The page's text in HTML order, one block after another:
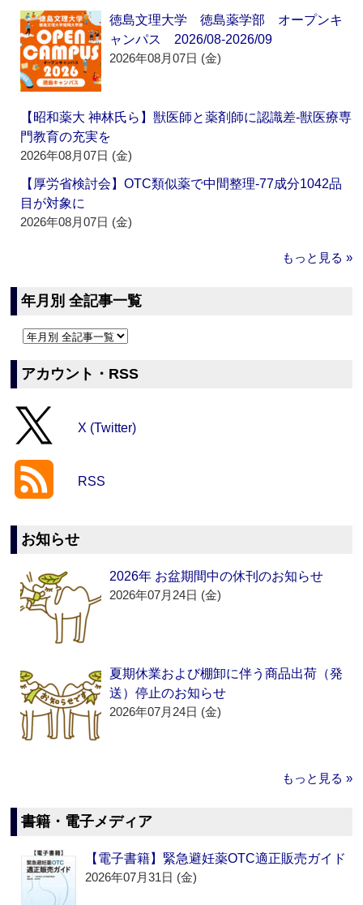
徳島文理大学 徳島薬学部 オープンキ
ャンパス 2026/08-2026/09
2026年08月07日 (金)
【昭和薬大 神林氏ら】獣医師と薬剤師に認識差‐獣医療専
門教育の充実を
2026年08月07日 (金)
【厚労省検討会】OTC類似薬で中間整理‐77成分1042品
目が対象に
2026年08月07日 (金)
もっと見る »
年月別 全記事一覧
アカウント・RSS
X (Twitter)
RSS
お知らせ
2026年 お盆期間中の休刊のお知らせ
2026年07月24日 (金)
夏期休業および棚卸に伴う商品出荷（発
送）停止のお知らせ
2026年07月24日 (金)
もっと見る »
書籍・電子メディア
【電子書籍】緊急避妊薬OTC適正販売ガイド
2026年07月31日 (金)